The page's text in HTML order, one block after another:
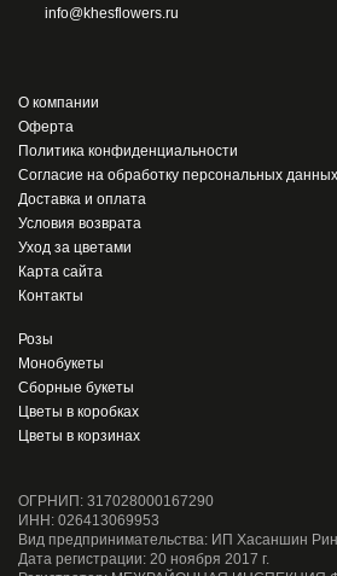
info@khesflowers.ru
О компании
Оферта
Политика конфиденциальности
Согласие на обработку персональных данных
Доставка и оплата
Условия возврата
Уход за цветами
Карта сайта
Контакты
Розы
Монобукеты
Сборные букеты
Цветы в коробках
Цветы в корзинах
ОГРНИП: 317028000167290
ИНН: 026413069953
Вид предпринимательства: ИП Хасаншин
Дата регистрации: 20 ноября 2017 г.